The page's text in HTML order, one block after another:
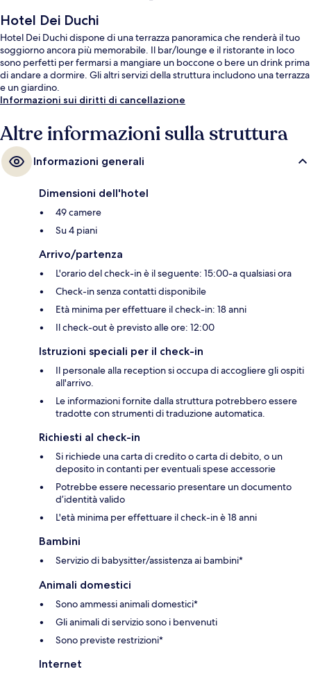
Hotel Dei Duchi
Hotel Dei Duchi dispone di una terrazza panoramica che renderà il tuo
soggiorno ancora più memorabile. Il bar/lounge e il ristorante in loco
sono perfetti per fermarsi a mangiare un boccone o bere un drink prima
di andare a dormire. Gli altri servizi della struttura includono una terrazza
e un giardino.
Informazioni sui diritti di cancellazione
Altre informazioni sulla struttura
Informazioni generali
Dimensioni dell'hotel
49 camere
Su 4 piani
Arrivo/partenza
L'orario del check-in è il seguente: 15:00-a qualsiasi ora
Check-in senza contatti disponibile
Età minima per effettuare il check-in: 18 anni
Il check-out è previsto alle ore: 12:00
Istruzioni speciali per il check-in
Il personale alla reception si occupa di accogliere gli ospiti
all'arrivo.
Le informazioni fornite dalla struttura potrebbero essere
tradotte con strumenti di traduzione automatica.
Richiesti al check-in
Si richiede una carta di credito o carta di debito, o un
deposito in contanti per eventuali spese accessorie
Potrebbe essere necessario presentare un documento
d’identità valido
L'età minima per effettuare il check-in è 18 anni
Bambini
Servizio di babysitter/assistenza ai bambini*
Animali domestici
Sono ammessi animali domestici*
Gli animali di servizio sono i benvenuti
Sono previste restrizioni*
Internet